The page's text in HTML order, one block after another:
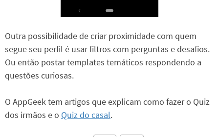
Outra possibilidade de criar proximidade com quem
segue seu perfil é usar filtros com perguntas e desafios.
Ou então postar templates temáticos respondendo a
questões curiosas.
O AppGeek tem artigos que explicam como fazer o Quiz
dos irmãos e o Quiz do casal.